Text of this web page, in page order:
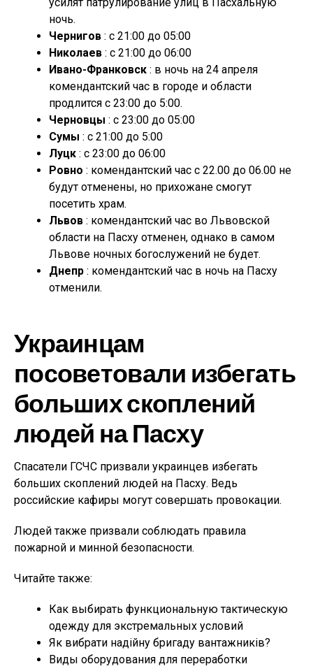
ночь.
Чернигов : с 21:00 до 05:00
Николаев : с 21:00 до 06:00
Ивано-Франковск : в ночь на 24 апреля
комендантский час в городе и области
продлится с 23:00 до 5:00.
Черновцы : с 23:00 до 05:00
Сумы : с 21:00 до 5:00
Луцк : с 23:00 до 06:00
Ровно : комендантский час с 22.00 до 06.00 не
будут отменены, но прихожане смогут
посетить храм.
Львов : комендантский час во Львовской
области на Пасху отменен, однако в самом
Львове ночных богослужений не будет.
Днепр : комендантский час в ночь на Пасху
отменили.
Украинцам
посоветовали избегать
больших скоплений
людей на Пасху
Спасатели ГСЧС призвали украинцев избегать
больших скоплений людей на Пасху. Ведь
российские кафиры могут совершать провокации.
Людей также призвали соблюдать правила
пожарной и минной безопасности.
Читайте также:
Как выбирать функциональную тактическую
одежду для экстремальных условий
Як вибрати надійну бригаду вантажників?
Виды оборудования для переработки